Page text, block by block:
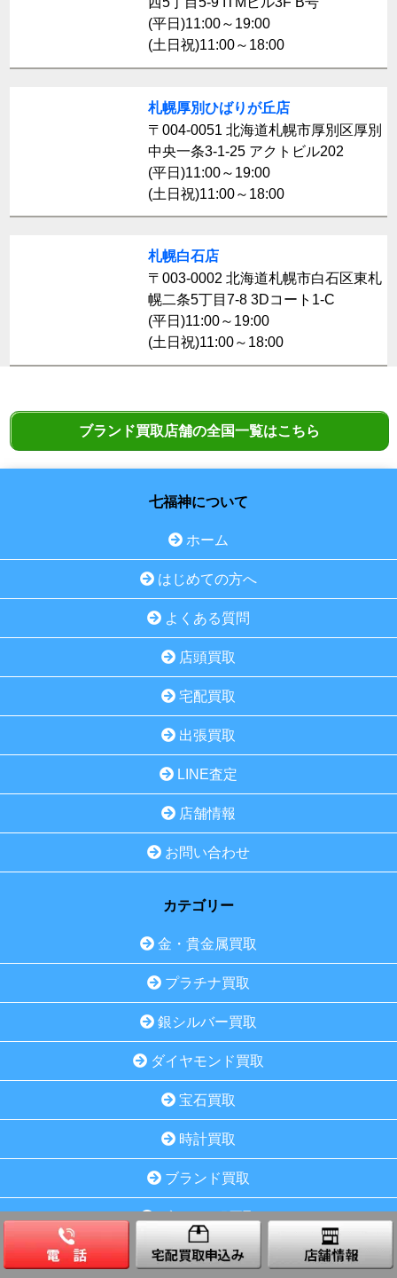
(平日)11:00～19:00
(土日祝)11:00～18:00
札幌厚別ひばりが丘店
〒004-0051 北海道札幌市厚別区厚別
中央一条3-1-25 アクトビル202
(平日)11:00～19:00
(土日祝)11:00～18:00
札幌白石店
〒003-0002 北海道札幌市白石区東札
幌二条5丁目7-8 3Dコート1-C
(平日)11:00～19:00
(土日祝)11:00～18:00
ブランド買取店舗の全国一覧はこちら
七福神について
ホーム
はじめての方へ
よくある質問
店頭買取
宅配買取
出張買取
LINE査定
店舗情報
お問い合わせ
カテゴリー
金・貴金属買取
プラチナ買取
銀シルバー買取
ダイヤモンド買取
宝石買取
時計買取
ブランド買取
ブランド服買取
骨董品買取